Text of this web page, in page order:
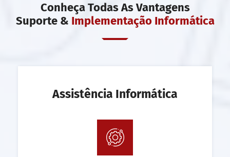
Conheça Todas As Vantagens
Suporte & Implementação Informática
Assistência Informática